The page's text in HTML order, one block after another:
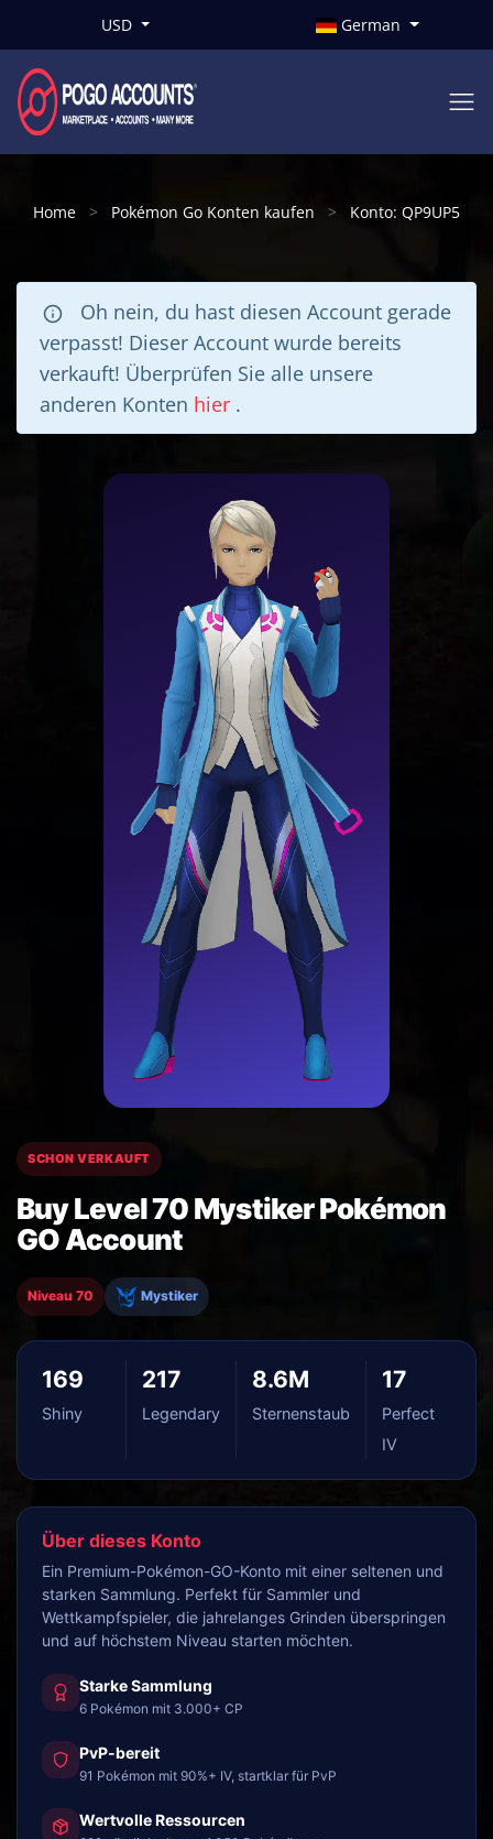
USD German
Home Pokémon Go Konten kaufen Konto: QP9UP5
Oh nein, du hast diesen Account gerade
verpasst! Dieser Account wurde bereits
verkauft! Überprüfen Sie alle unsere
anderen Konten hier .
SCHON VERKAUFT
Buy Level 70 Mystiker Pokémon
GO Account
Niveau 70 Mystiker
169
Shiny
217
Legendary
8.6M
Sternenstaub
17
Perfect
IV
Über dieses Konto
Ein Premium-Pokémon-GO-Konto mit einer seltenen und
starken Sammlung. Perfekt für Sammler und
Wettkampfspieler, die jahrelanges Grinden überspringen
und auf höchstem Niveau starten möchten.
Starke Sammlung
6 Pokémon mit 3.000+ CP
PvP-bereit
91 Pokémon mit 90%+ IV, startklar für PvP
Wertvolle Ressourcen